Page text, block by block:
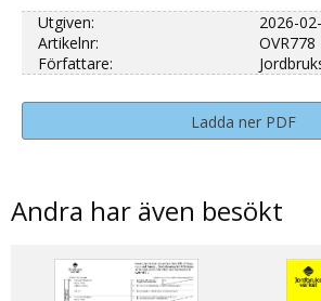
Ladda ner PDF
Utgiven:
2026-
Artikelnr:
OVR778
Författare:
Andra har även besökt